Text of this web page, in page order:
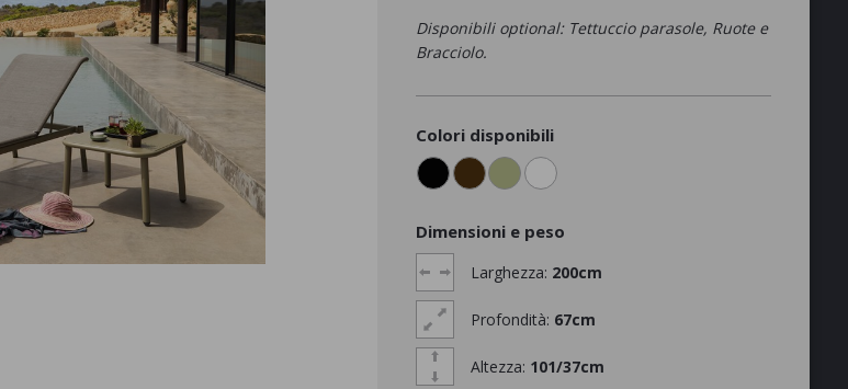
Disponibili optional: Tettuccio parasole, Ruote e
Bracciolo.
Colori disponibili
Dimensioni e peso
Larghezza: 200cm
Profondità: 67cm
Altezza: 101/37cm